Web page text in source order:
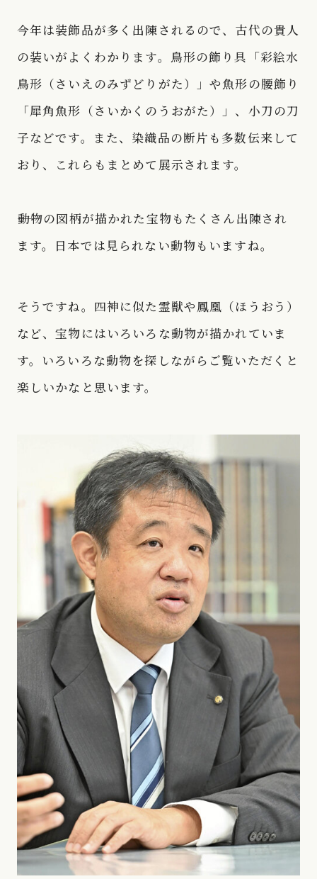
今年は装飾品が多く出陳されるので、古代の貴人
の装いがよくわかります。鳥形の飾り具「彩絵水
鳥形（さいえのみずどりがた）」や魚形の腰飾り
「犀角魚形（さいかくのうおがた）」、小刀の刀
子などです。また、染織品の断片も多数伝来して
おり、これらもまとめて展示されます。
――動物の図柄が描かれた宝物もたくさん出陳され
ます。日本では見られない動物もいますね。
そうですね。四神に似た霊獣や鳳凰（ほうおう）
など、宝物にはいろいろな動物が描かれていま
す。いろいろな動物を探しながらご覧いただくと
楽しいかなと思います。